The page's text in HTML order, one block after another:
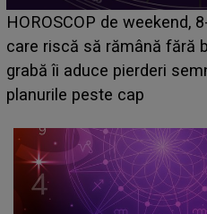
Emanuel a ținut ACEST
acum! În fața Alexandrei,
face o MĂRTURISIRE
sa: "I-am spus și ei în față,